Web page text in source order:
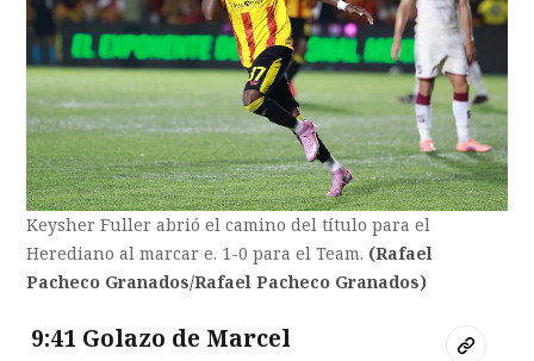
Keysher Fuller abrió el camino del título para el
Herediano al marcar e. 1-0 para el Team. (Rafael
Pacheco Granados/Rafael Pacheco Granados)
9:41 Golazo de Marcel